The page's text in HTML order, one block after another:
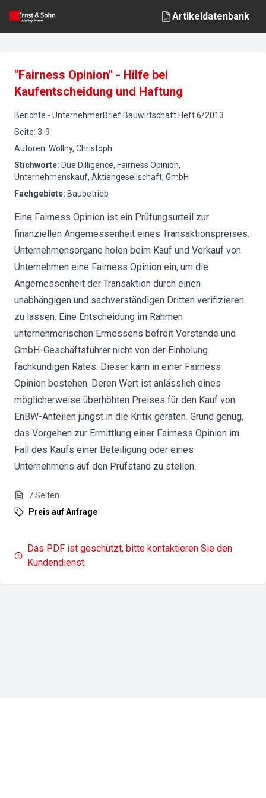
Artikeldatenbank
"Fairness Opinion" - Hilfe bei
Kaufentscheidung und Haftung
Berichte - UnternehmerBrief Bauwirtschaft Heft6/2013
Seite: 3-9
Autoren: Wollny, Christoph
Stichworte: Due Dilligence, Fairness Opinion,
Unternehmenskauf, Aktiengesellschaft, GmbH
Fachgebiete: Baubetrieb
Eine Fairness Opinion ist ein Prüfungsurteil zur
finanziellen Angemessenheit eines Transaktionspreises.
Unternehmensorgane holen beim Kauf und Verkauf von
Unternehmen eine Fairness Opinion ein, um die
Angemessenheit der Transaktion durch einen
unabhängigen und sachverständigen Dritten verifizieren
zu lassen. Eine Entscheidung im Rahmen
unternehmerischen Ermessens befreit Vorstände und
GmbH-Geschäftsführer nicht von der Einholung
fachkundigen Rates. Dieser kann in einer Fairness
Opinion bestehen. Deren Wert ist anlässlich eines
möglicherweise überhöhten Preises für den Kauf von
EnBW-Anteilen jüngst in die Kritik geraten. Grund genug,
das Vorgehen zur Ermittlung einer Fairness Opinion im
Fall des Kaufs einer Beteiligung oder eines
Unternehmens auf den Prüfstand zu stellen.
7Seiten
Preis auf Anfrage
Das PDF ist geschützt, bitte kontaktieren Sie den
Kundendienst.